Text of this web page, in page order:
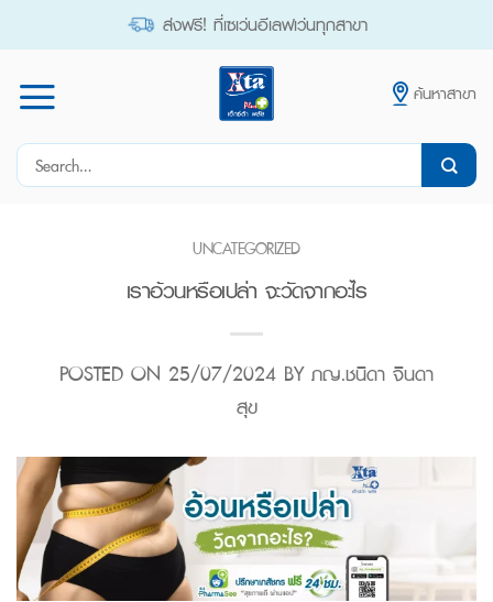
ส่งฟรี! ที่เซเว่นอีเลฟเว่นทุกสาขา
ค้นหาสาขา
Search
UNCATEGORIZED
เราอ้วนหรือเปล่า จะวัดจากอะไร
POSTED ON 25/07/2024 BYภญ.ชนิดา จินดา
สุข